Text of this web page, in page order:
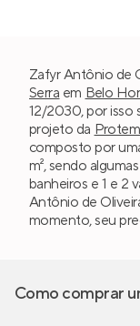
Zafyr Antônio de
Serra em Belo
12/2030, por isso
projeto da
composto por
m², sendo
banheiros e 1 e 2
Antônio de
momento, seu
Como comprar